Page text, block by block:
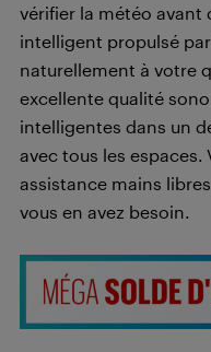
vérifier la météo avant
intelligent propulsé
naturellement à votre
excellente qualité
intelligentes dans un
avec tous les espaces.
assistance mains
vous en avez besoin.